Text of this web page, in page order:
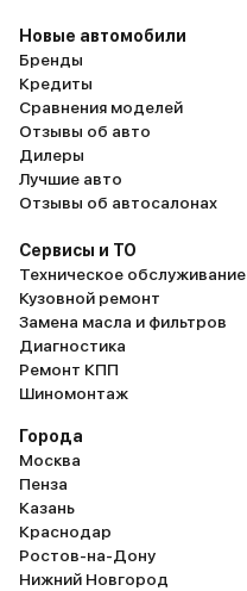
Новые автомобили
Бренды
Кредиты
Сравнения моделей
Отзывы об авто
Дилеры
Лучшие авто
Отзывы об автосалонах
Сервисы и ТО
Техническое обслуживание
Кузовной ремонт
Замена масла и фильтров
Диагностика
Ремонт КПП
Шиномонтаж
Города
Москва
Пенза
Казань
Краснодар
Ростов-на-Дону
Нижний Новгород